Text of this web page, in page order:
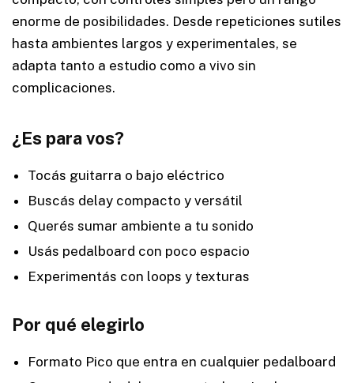
enorme de posibilidades. Desde repeticiones sutiles
hasta ambientes largos y experimentales, se
adapta tanto a estudio como a vivo sin
complicaciones.
¿Es para vos?
Tocás guitarra o bajo eléctrico
Buscás delay compacto y versátil
Querés sumar ambiente a tu sonido
Usás pedalboard con poco espacio
Experimentás con loops y texturas
Por qué elegirlo
Formato Pico que entra en cualquier pedalboard